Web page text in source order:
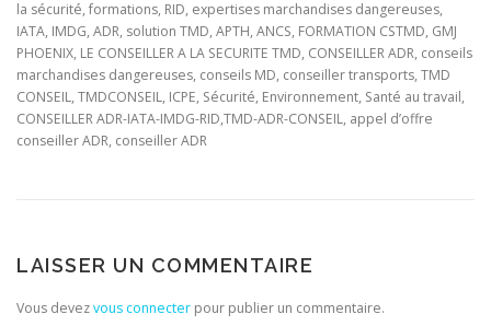
la sécurité, formations, RID, expertises marchandises dangereuses,
IATA, IMDG, ADR, solution TMD, APTH, ANCS, FORMATION CSTMD, GMJ
PHOENIX, LE CONSEILLER A LA SECURITE TMD, CONSEILLER ADR, conseils
marchandises dangereuses, conseils MD, conseiller transports, TMD
CONSEIL, TMDCONSEIL, ICPE, Sécurité, Environnement, Santé au travail,
CONSEILLER ADR-IATA-IMDG-RID,TMD-ADR-CONSEIL, appel d’offre
conseiller ADR, conseiller ADR
LAISSER UN COMMENTAIRE
Vous devezvous connecter pour publier un commentaire.